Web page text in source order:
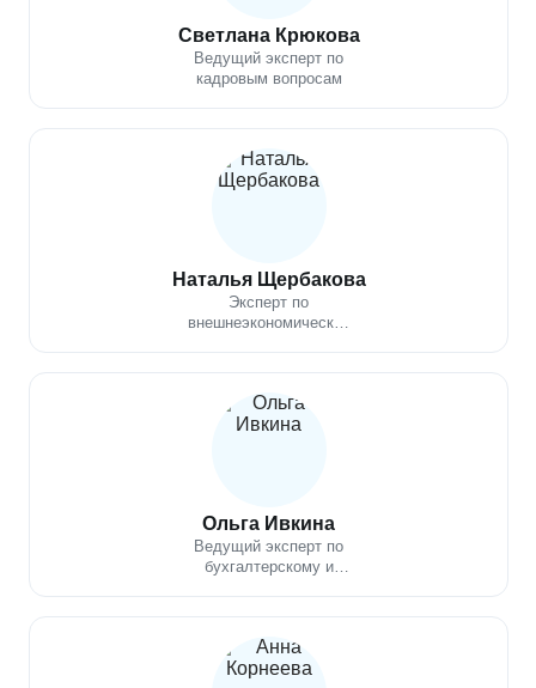
Светлана Крюкова
Ведущий эксперт по
кадровым вопросам
Наталья Щербакова
Эксперт по
внешнеэкономической
Ольга Ивкина
Ведущий эксперт по
бухгалтерскому и